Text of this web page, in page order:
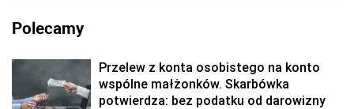
Polecamy
Przelew z konta osobistego na konto
wspólne małżonków. Skarbówka
potwierdza: bez podatku od darowizny